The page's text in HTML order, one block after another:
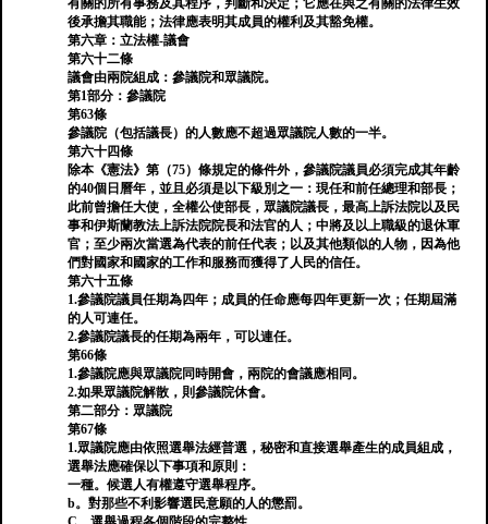
有關的所有事務及其程序，判斷和決定；它應在與之有關的法律生效
後承擔其職能；法律應表明其成員的權利及其豁免權。
第六章：立法權-議會
第六十二條
議會由兩院組成：參議院和眾議院。
第1部分：參議院
第63條
參議院（包括議長）的人數應不超過眾議院人數的一半。
第六十四條
除本《憲法》第（75）條規定的條件外，參議院議員必須完成其年齡
的40個日曆年，並且必須是以下級別之一：現任和前任總理和部長；
此前曾擔任大使，全權公使部長，眾議院議長，最高上訴法院以及民
事和伊斯蘭教法上訴法院院長和法官的人；中將及以上職級的退休軍
官；至少兩次當選為代表的前任代表；以及其他類似的人物，因為他
們對國家和國家的工作和服務而獲得了人民的信任。
第六十五條
1.參議院議員任期為四年；成員的任命應每四年更新一次；任期屆滿
的人可連任。
2.參議院議長的任期為兩年，可以連任。
第66條
1.參議院應與眾議院同時開會，兩院的會議應相同。
2.如果眾議院解散，則參議院休會。
第二部分：眾議院
第67條
1.眾議院應由依照選舉法經普選，秘密和直接選舉產生的成員組成，
選舉法應確保以下事項和原則：
一種。候選人有權遵守選舉程序。
b。對那些不利影響選民意願的人的懲罰。